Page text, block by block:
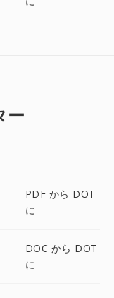
ー
PDF から DOT
に
DOC から DOT
に